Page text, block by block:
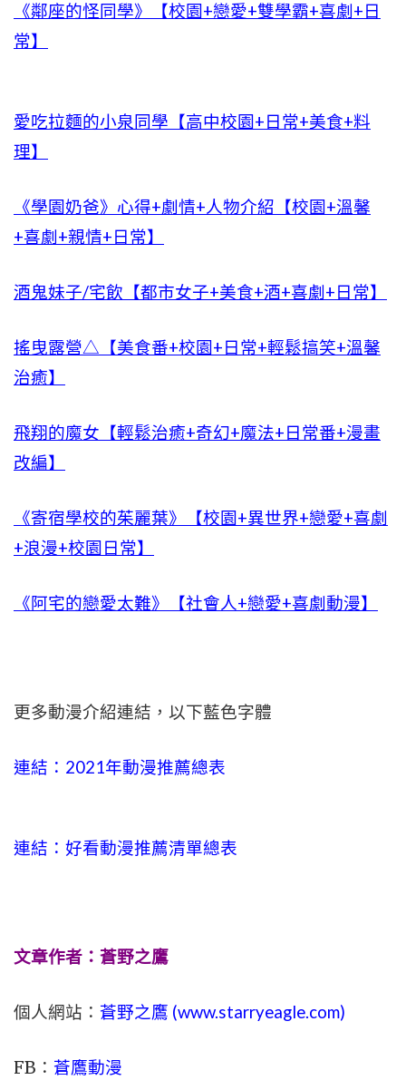
《鄰座的怪同學》【校園+戀愛+雙學霸+喜劇+日
常】
愛吃拉麵的小泉同學【高中校園+日常+美食+料
理】
《學園奶爸》心得+劇情+人物介紹【校園+溫馨
+喜劇+親情+日常】
酒鬼妹子/宅飲【都市女子+美食+酒+喜劇+日常】
搖曳露營△【美食番+校園+日常+輕鬆搞笑+溫馨
治癒】
飛翔的魔女【輕鬆治癒+奇幻+魔法+日常番+漫畫
改編】
《寄宿學校的茱麗葉》【校園+異世界+戀愛+喜劇
+浪漫+校園日常】
《阿宅的戀愛太難》【社會人+戀愛+喜劇動漫】
更多動漫介紹連結，以下藍色字體
連結：2021年動漫推薦總表
連結：好看動漫推薦清單總表
文章作者：蒼野之鷹
個人網站： 蒼野之鷹 (www.starryeagle.com)
FB： 蒼鷹動漫